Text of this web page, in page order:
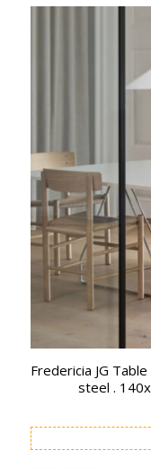
Fredericia JG
steel .